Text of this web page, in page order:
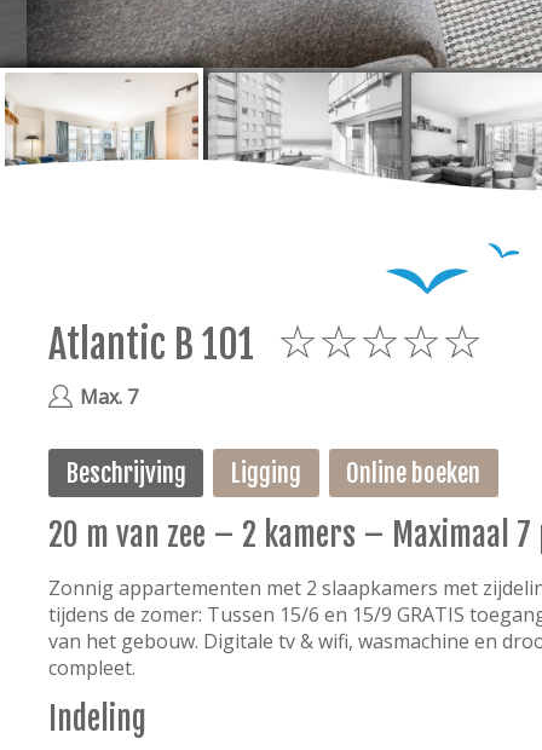
Atlantic B 101
Max. 7
Beschrijving Ligging Online boeken
20 m van zee – 2 kamers – Maximaal 7
Zonnig appartementen met 2 slaapkamers met
tijdens de zomer: Tussen 15/6 en 15/9 GRATIS
van het gebouw. Digitale tv & wifi, wasmachine en
compleet.
Indeling